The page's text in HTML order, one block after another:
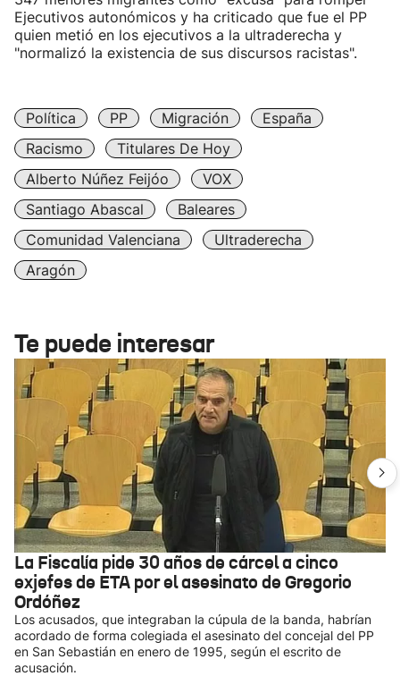
Ejecutivos autonómicos y ha criticado que fue el PP
quien metió en los ejecutivos a la ultraderecha y
"normalizó la existencia de sus discursos racistas".
Política PP Migración
España
Racismo
Titulares De Hoy
Alberto Núñez Feijóo
VOX
Santiago Abascal
Baleares
Comunidad Valenciana
Ultraderecha
Aragón
Te puede interesar
La Fiscalía pide 30 años de cárcel a cinco
exjefes de ETA por el asesinato de Gregorio
Ordóñez
Los acusados, que integraban la cúpula de la banda, habrían
acordado de forma colegiada el asesinato del concejal del PP
en San Sebastián en enero de 1995, según el escrito de
acusación.